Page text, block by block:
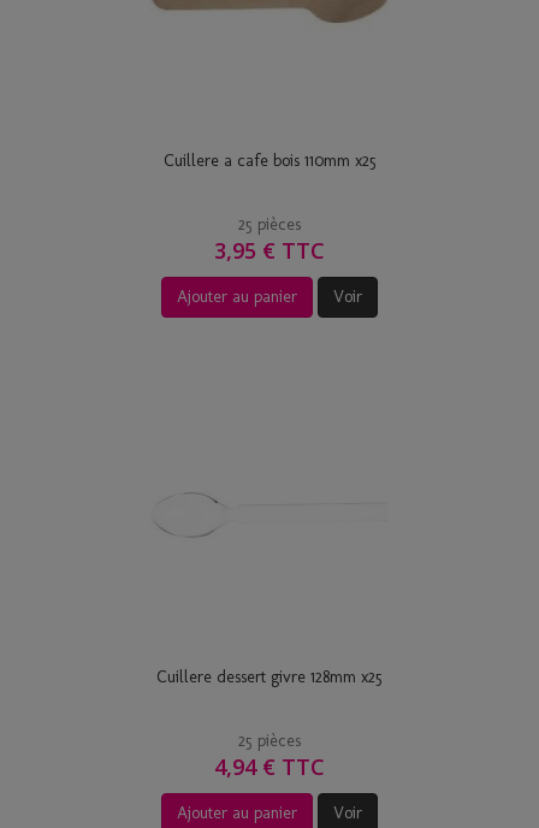
Cuillere a cafe bois 110mm x25
25 pièces
3,95 € TTC
Ajouter au panier Voir
Cuillere dessert givre 128mm x25
25 pièces
4,94 € TTC
Ajouter au panier Voir